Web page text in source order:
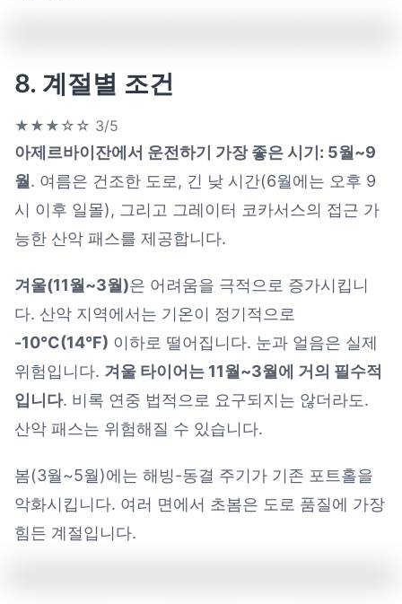
8. 계절별 조건
★★★☆☆ 3/5
아제르바이잔에서 운전하기 가장 좋은 시기: 5월~9
월 . 여름은 건조한 도로, 긴 낮 시간(6월에는 오후 9
시 이후 일몰), 그리고 그레이터 코카서스의 접근 가
능한 산악 패스를 제공합니다.
겨울(11월~3월)은 어려움을 극적으로 증가시킵니
다. 산악 지역에서는 기온이 정기적으로
-10°C(14°F) 이하로 떨어집니다. 눈과 얼음은 실제
위험입니다. 겨울 타이어는 11월~3월에 거의 필수적
입니다. 비록 연중 법적으로 요구되지는 않더라도.
산악 패스는 위험해질 수 있습니다.
봄(3월~5월)에는 해빙-동결 주기가 기존 포트홀을
악화시킵니다. 여러 면에서 초봄은 도로 품질에 가장
힘든 계절입니다.